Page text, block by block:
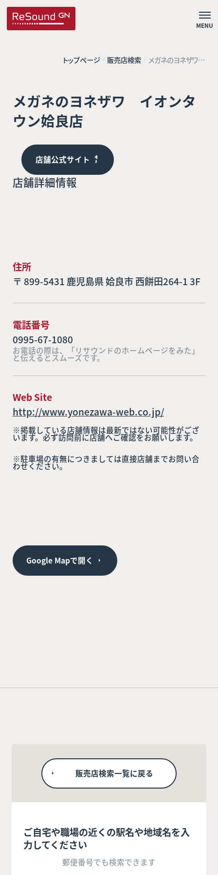
MENU
トップページ 販売店検索 メガネのヨネザワ
イオンタウン姶良店
メガネのヨネザワ イオンタ
ウン姶良店
店舗公式サイト
店舗詳細情報
住所
〒 899-5431 鹿児島県 姶良市 西餅田264-1 3F
電話番号
0995-67-1080
お電話の際は、「リサウンドのホームページをみた」
と伝えるとスムーズです。
Web Site
http://www.yonezawa-web.co.jp/
※掲載している店舗情報は最新ではない可能性がござ
います。必ず訪問前に店舗へご確認をお願いします。
※駐車場の有無につきましては直接店舗までお問い合
わせください。
Google Mapで開く
販売店検索一覧に戻る
ご自宅や職場の近くの駅名や地域名を入
力してください
郵便番号でも検索できます